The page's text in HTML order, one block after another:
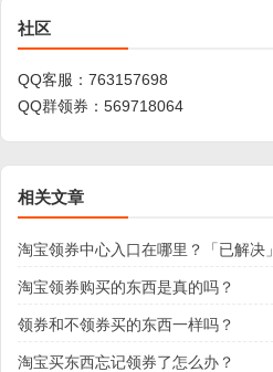
社区
QQ客服： 763157698
QQ群领券： 569718064
相关文章
淘宝领券中心入口在哪里？「已解决」
淘宝领券购买的东西是真的吗？
领券和不领券买的东西一样吗？
淘宝买东西忘记领券了怎么办？